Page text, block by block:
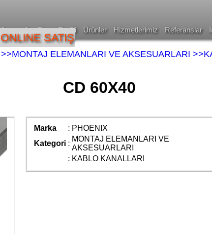
Anasayfa Firma Profili Ürünler Hizmetlerimiz Referanslar
ONLINE SATIŞ
>>MONTAJ ELEMANLARI VE AKSESUARLARI
CD 60X40
Marka : PHOENIX
Kategori :
MONTAJ ELEMANLARI VE
AKSESUARLARI
: KABLO KANALLARI